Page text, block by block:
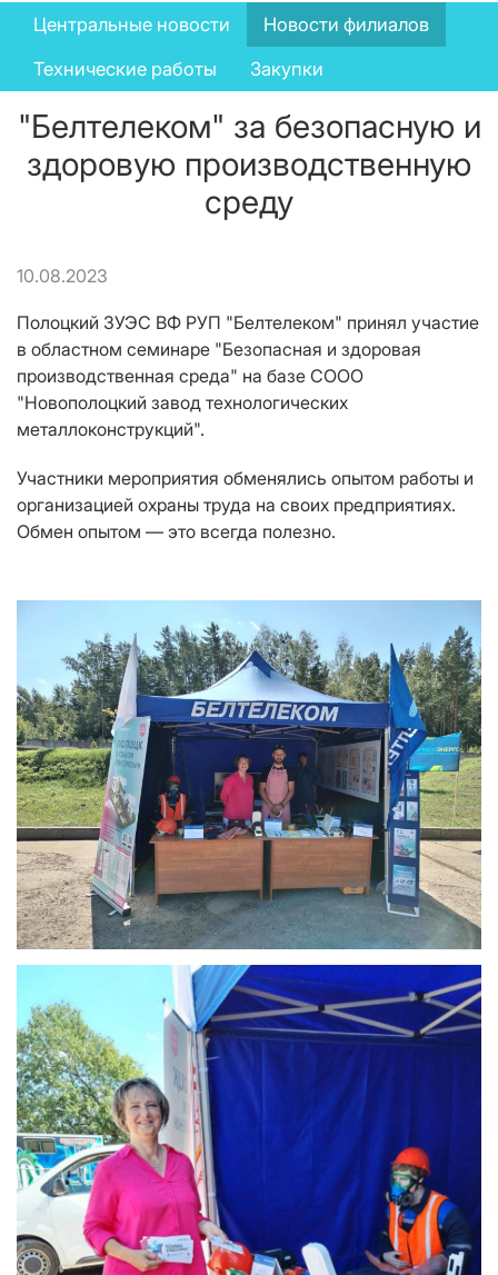
News
menu
Центральные новости
Новости филиалов
Технические работы
Закупки
"Белтелеком" за безопасную и
здоровую производственную
среду
10.08.2023
Полоцкий ЗУЭС ВФ РУП "Белтелеком" принял участие
в областном семинаре "Безопасная и здоровая
производственная среда" на базе СООО
"Новополоцкий завод технологических
металлоконструкций".
Участники мероприятия обменялись опытом работы и
организацией охраны труда на своих предприятиях.
Обмен опытом — это всегда полезно.